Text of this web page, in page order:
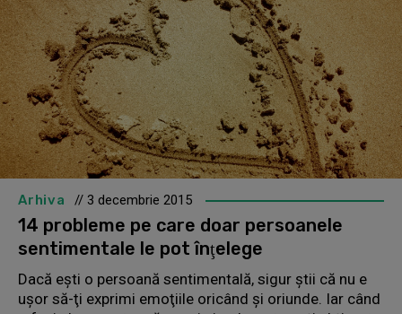
Arhiva // 3 decembrie 2015
14 probleme pe care doar persoanele
sentimentale le pot înţelege
Dacă eşti o persoană sentimentală, sigur ştii că nu e
uşor să-ţi exprimi emoţiile oricând şi oriunde. Iar când